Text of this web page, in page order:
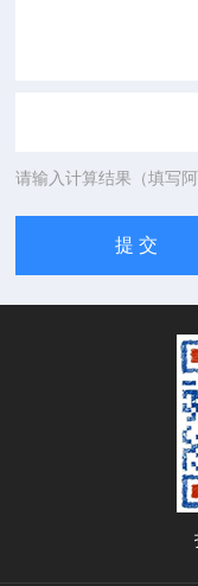
请输入计算结果（填写